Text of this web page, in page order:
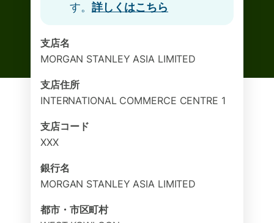
す。 詳しくはこちら
支店名
MORGAN STANLEY ASIA LIMITED
支店住所
INTERNATIONAL COMMERCE CENTRE 1
支店コード
XXX
銀行名
MORGAN STANLEY ASIA LIMITED
都市・市区町村